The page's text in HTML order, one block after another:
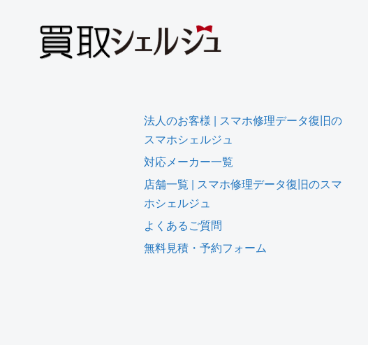
法人のお客様 | スマホ修理データ復旧の
スマホシェルジュ
対応メーカー一覧
店舗一覧 | スマホ修理データ復旧のスマ
ホシェルジュ
よくあるご質問
無料見積・予約フォーム